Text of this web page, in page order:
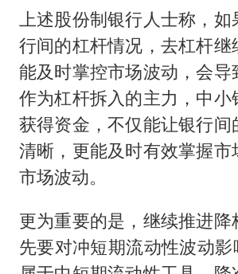
上述股份制银行人士称，如
行间的杠杆情况，去杠杆继
能及时掌控市场波动，会导
作为杠杆拆入的主力，中小
获得资金，不仅能让银行间
清晰，更能及时有效掌握市
市场波动。
更为重要的是，继续推进降
先要对冲短期流动性波动影